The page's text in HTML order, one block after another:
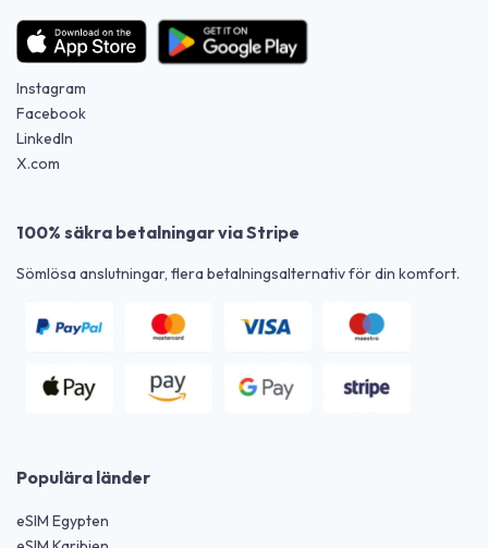
Instagram
Facebook
LinkedIn
X.com
100% säkra betalningar via Stripe
Sömlösa anslutningar, flera betalningsalternativ för din komfort.
Populära länder
eSIM Egypten